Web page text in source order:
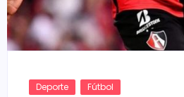
Deporte Fútbol